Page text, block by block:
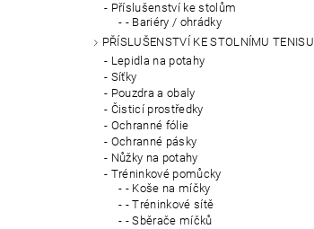
Příslušenství ke stolům
- Bariéry / ohrádky
PŘÍSLUŠENSTVÍ KE STOLNÍMU TENISU
Lepidla na potahy
Síťky
Pouzdra a obaly
Čisticí prostředky
Ochranné fólie
Ochranné pásky
Nůžky na potahy
Tréninkové pomůcky
- Koše na míčky
- Tréninkové sítě
- Sběrače míčků